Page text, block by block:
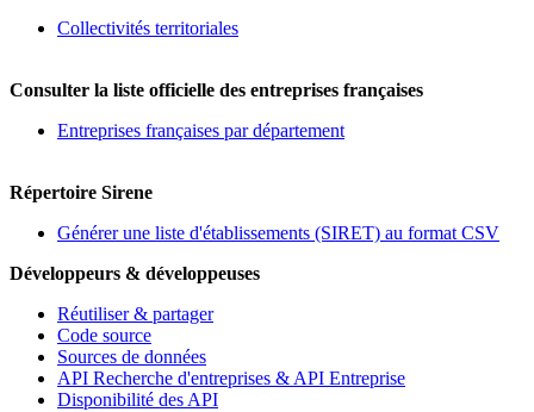
Collectivités territoriales
Consulter la liste officielle des entreprises françaises
Entreprises françaises par département
Répertoire Sirene
Générer une liste d'établissements (SIRET) au format CSV
Développeurs & développeuses
Réutiliser & partager
Code source
Sources de données
API Recherche d'entreprises & API Entreprise
Disponibilité des API